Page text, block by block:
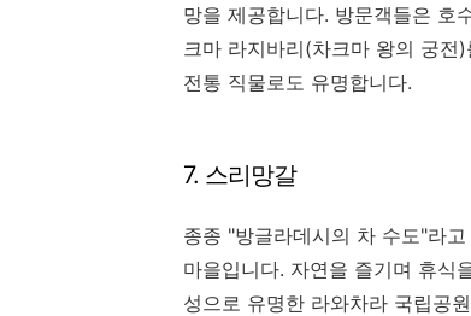
망을 제공합니다. 방문객들은 호
크마 라지바리(차크마 왕의 궁
전통 직물로도 유명합니다.
7. 스리망갈
종종 "방글라데시의 차 수도"라
마을입니다. 자연을 즐기며 휴식
성으로 유명한 라와차라 국립공